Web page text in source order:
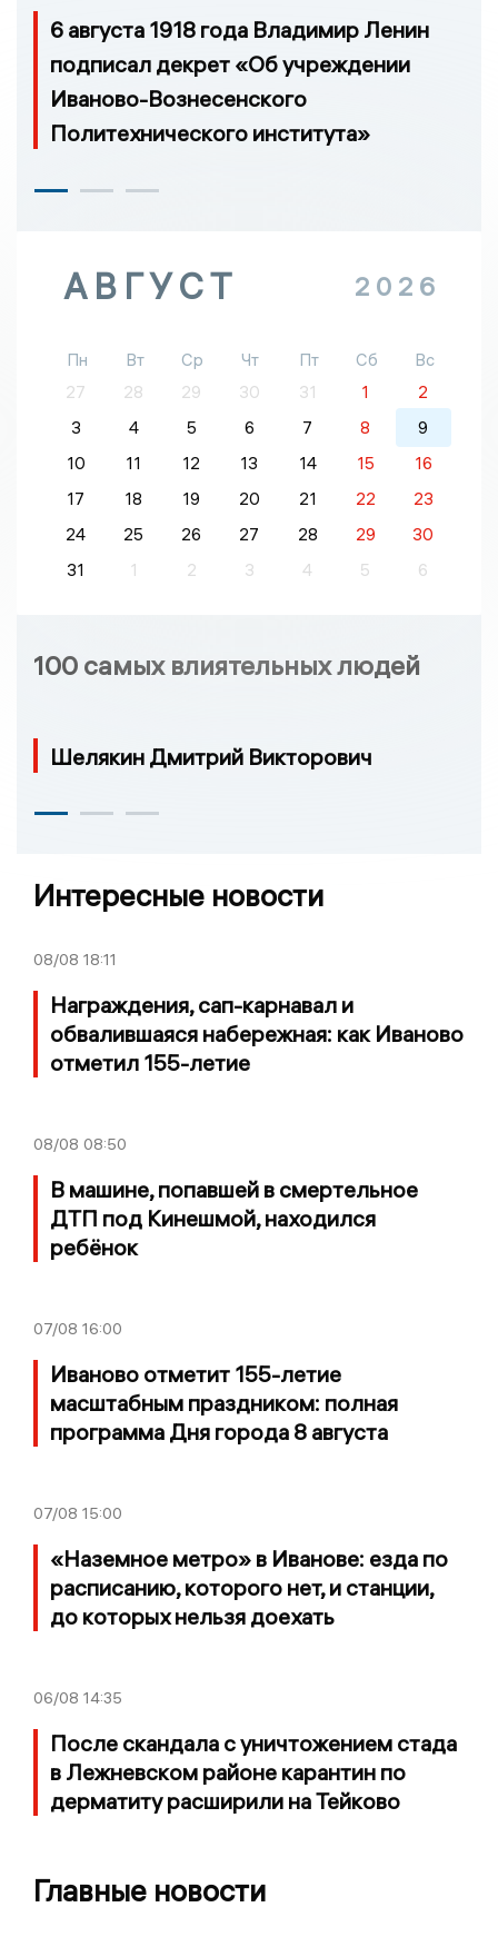
6 августа 1918 года Владимир Ленин
подписал декрет «Об учреждении
Иваново-Вознесенского
Политехнического института»
АВГУСТ 2026
Пн Вт Ср Чт Пт Сб
Вс
27
28 29 30 31 1
2
3
4 5 6 7 8
9
10
11 12 13 14 15
16
17
18 19 20 21 22
23
24
25 26 27 28 29
30
31
1 2 3 4 5 6
100 самых влиятельных людей
Шелякин Дмитрий Викторович
Интересные новости
08/08 18:11
Награждения, сап-карнавал и
обвалившаяся набережная: как Иваново
отметил 155-летие
08/08 08:50
В машине, попавшей в смертельное
ДТП под Кинешмой, находился
ребёнок
07/08 16:00
Иваново отметит 155-летие
масштабным праздником: полная
программа Дня города 8 августа
07/08 15:00
«Наземное метро» в Иванове: езда по
расписанию, которого нет, и станции,
до которых нельзя доехать
06/08 14:35
После скандала с уничтожением стада
в Лежневском районе карантин по
дерматиту расширили на Тейково
Главные новости